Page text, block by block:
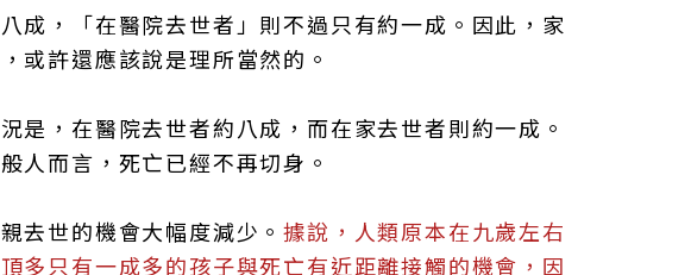
成，「在醫院去世者」則不過只有約一成。因此，家
或許還應該說是理所當然的。
是，在醫院去世者約八成，而在家去世者則約一成。
人而言，死亡已經不再切身。
去世的機會大幅度減少。據說，人類原本在九歲左右
多只有一成多的孩子與死亡有近距離接觸的機會，因